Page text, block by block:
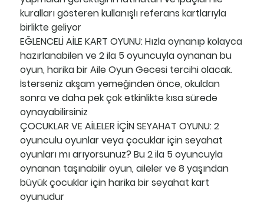
kuralları gösteren kullanışlı referans kartlarıyla
birlikte geliyor
EĞLENCELİ AİLE KART OYUNU:Hızla oynanıp kolayca
hazırlanabilen ve 2 ila 5 oyuncuyla oynanan bu
oyun, harika bir Aile Oyun Gecesi tercihi olacak.
İsterseniz akşam yemeğinden önce, okuldan
sonra ve daha pek çok etkinlikte kısa sürede
oynayabilirsiniz
ÇOCUKLAR VE AİLELER İÇİN SEYAHAT OYUNU:2
oyunculu oyunlar veya çocuklar için seyahat
oyunları mı arıyorsunuz? Bu 2 ila 5 oyuncuyla
oynanan taşınabilir oyun, aileler ve 8 yaşından
büyük çocuklar için harika bir seyahat kart
oyunudur